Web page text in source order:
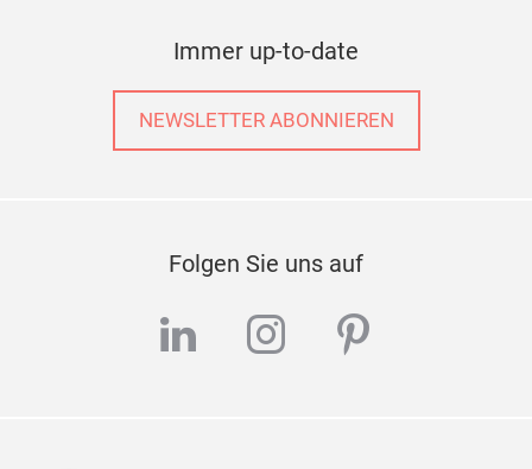
Immer up-to-date
NEWSLETTER ABONNIEREN
Folgen Sie uns auf
linkedininstagram
pinterest